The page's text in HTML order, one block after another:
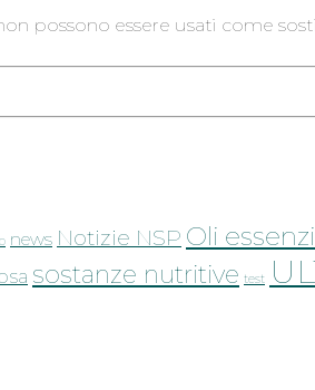
possono essere usati come
news Notizie NSP Oli
sostanze nutritive test